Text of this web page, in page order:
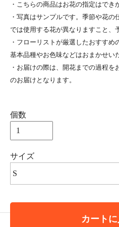
・こちらの商品はお花の指定はでき
・写真はサンプルです。季節や花の
では使用する花が異なりますこと、
・フローリストが厳選したおすすめ
基本品種やお色味などはおまかせい
・お届けの際は、開花までの過程
のお届けとなります。
個数
サイズ
カート